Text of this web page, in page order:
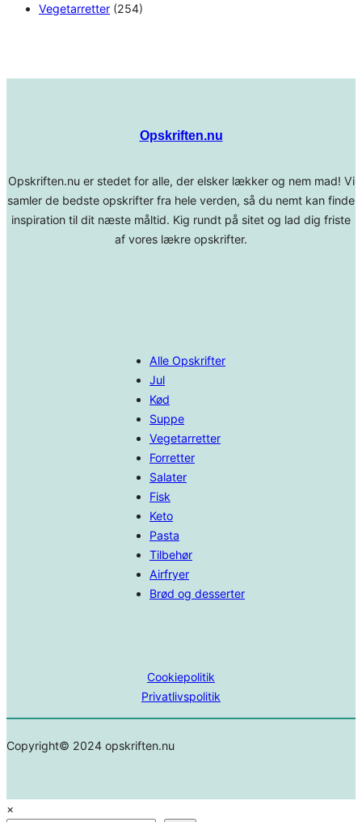
Vegetarretter (254)
Opskriften.nu
Opskriften.nu er stedet for alle, der elsker lækker og nem mad! Vi
samler de bedste opskrifter fra hele verden, så du nemt kan finde
inspiration til dit næste måltid. Kig rundt på sitet og lad dig friste
af vores lækre opskrifter.
Alle Opskrifter
Jul
Kød
Suppe
Vegetarretter
Forretter
Salater
Fisk
Keto
Pasta
Tilbehør
Airfryer
Brød og desserter
Cookiepolitik
Privatlivspolitik
Copyright© 2024 opskriften.nu
×